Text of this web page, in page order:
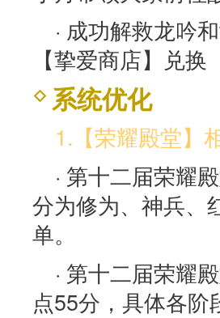
· 成功解救龙吟
【挚爱商店】兑
系统优化
1.【荣耀殿堂】
· 第十二届荣耀
分为修为、神兵、
单。
· 第十二届荣耀
点55分，具体各